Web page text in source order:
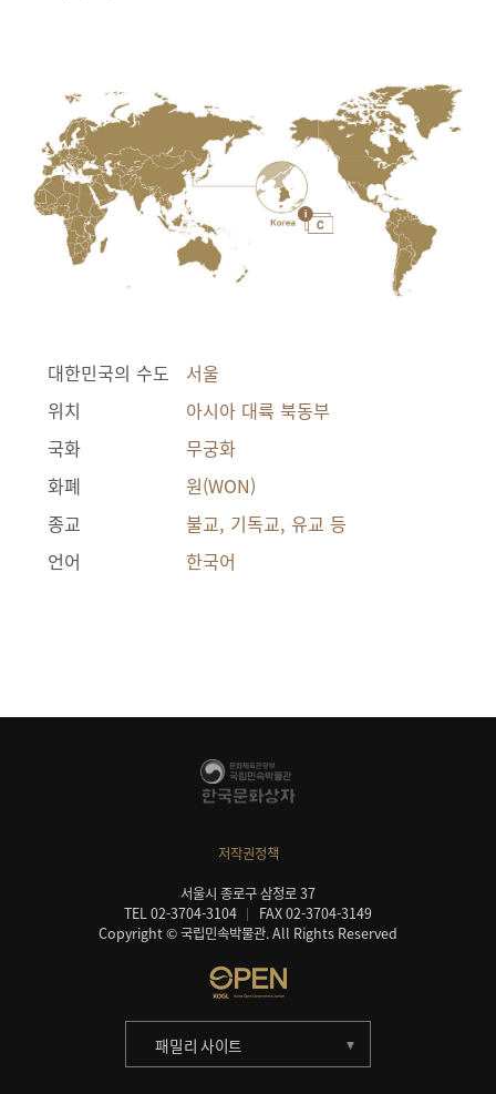
대한민국의 수도
서울
위치
아시아 대륙 북동부
국화
무궁화
화폐
원(WON)
종교
불교, 기독교, 유교 등
언어
한국어
저작권정책
서울시 종로구 삼청로 37
TEL 02-3704-3104
FAX 02-3704-3149
Copyright © 국립민속박물관. All Rights Reserved
패밀리 사이트